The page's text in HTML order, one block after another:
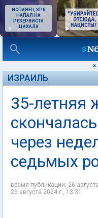
ИСПАНЕЦ ЗРЯ
НАПАЛ НА
РЕЗЕРВИСТА
ЦАХАЛА
26
ИЗРАИЛЬ
35-летняя
через
седьмых
время публикации: 26
26 августа 2024 г., 13:31